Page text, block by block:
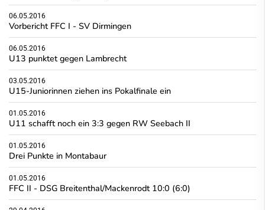
06.05.2016
Vorbericht FFC I - SV Dirmingen
06.05.2016
U13 punktet gegen Lambrecht
03.05.2016
U15-Juniorinnen ziehen ins Pokalfinale ein
01.05.2016
U11 schafft noch ein 3:3 gegen RW Seebach II
01.05.2016
Drei Punkte in Montabaur
01.05.2016
FFC II - DSG Breitenthal/Mackenrodt 10:0 (6:0)